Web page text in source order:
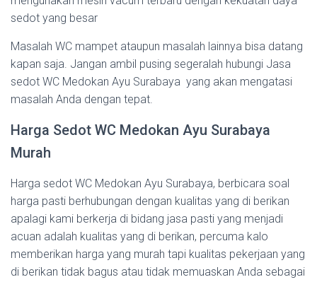
sedot yang besar
Masalah WC mampet ataupun masalah lainnya bisa datang
kapan saja. Jangan ambil pusing segeralah hubungi Jasa
sedot WC Medokan Ayu Surabaya yang akan mengatasi
masalah Anda dengan tepat.
Harga Sedot WC Medokan Ayu Surabaya
Murah
Harga sedot WC Medokan Ayu Surabaya, berbicara soal
harga pasti berhubungan dengan kualitas yang di berikan
apalagi kami berkerja di bidang jasa pasti yang menjadi
acuan adalah kualitas yang di berikan, percuma kalo
memberikan harga yang murah tapi kualitas pekerjaan yang
di berikan tidak bagus atau tidak memuaskan Anda sebagai